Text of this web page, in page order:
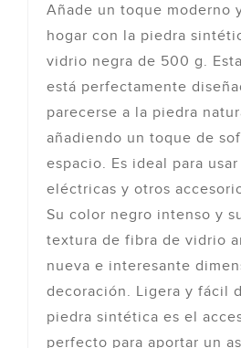
Añade un toque moderno
hogar con la piedra
vidrio negra de 500 g.
está perfectamente
parecerse a la piedra
añadiendo un toque de
espacio. Es ideal para
eléctricas y otros
Su color negro intenso y
textura de fibra de vidrio
nueva e interesante
decoración. Ligera y fácil
piedra sintética es el
perfecto para aportar un